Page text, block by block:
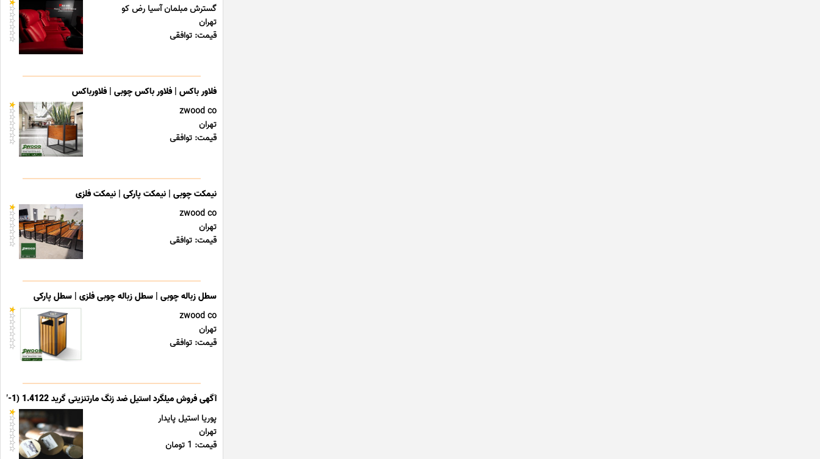
گسترش مبلمان آسیا رض کو
تهران
قیمت: توافقی
فلاور باکس | فلاور باکس چوبی | فلاورباکس
zwood co
تهران
قیمت: توافقی
نیمکت چوبی | نیمکت پارکی | نیمکت فلزی
zwood co
تهران
قیمت: توافقی
سطل زباله چوبی | سطل زباله چوبی فلزی | سطل پارکی
zwood co
تهران
قیمت: توافقی
آگهی فروش میلگرد استیل ضد زنگ مارتنزیتی گرید 1.4122 (X39CrMo17-1)
پوریا استیل پایدار
تهران
قیمت: 1 تومان